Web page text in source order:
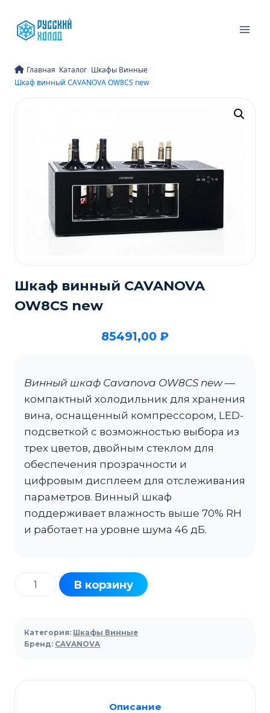
содержимому
Главная/Каталог/Шкафы Винные/
Шкаф винный CAVANOVA OW8CS new
Шкаф винный CAVANOVA
OW8CS new
85491,00 ₽
Винный шкаф Cavanova OW8CS new—
компактный холодильник для хранения
вина, оснащенный компрессором, LED-
подсветкой с возможностью выбора из
трех цветов, двойным стеклом для
обеспечения прозрачности и
цифровым дисплеем для отслеживания
параметров. Винный шкаф
поддерживает влажность выше 70% RH
и работает на уровне шума 46 дБ.
Количество
товара
винный
CAVANOVA
new
В корзину
Категория: Шкафы Винные
Бренд: CAVANOVA
Описание